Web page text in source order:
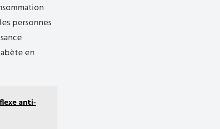
personnes
en
anti-